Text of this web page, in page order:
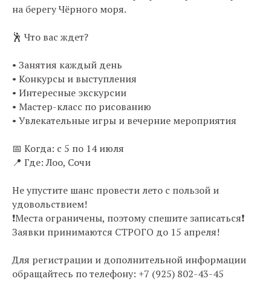
на берегу Чёрного моря.
🕺 Что вас ждет?
• Занятия каждый день
• Конкурсы и выступления
• Интересные экскурсии
• Мастер-класс по рисованию
• Увлекательные игры и вечерние мероприятия
📅 Когда: с 5 по 14 июля
📍 Где: Лоо, Сочи
Не упустите шанс провести лето с пользой и
удовольствием!
❗️Места ограничены, поэтому спешите записаться❗️
Заявки принимаются СТРОГО до 15 апреля!
Для регистрации и дополнительной информации
обращайтесь по телефону: +7 (925) 802-43-45